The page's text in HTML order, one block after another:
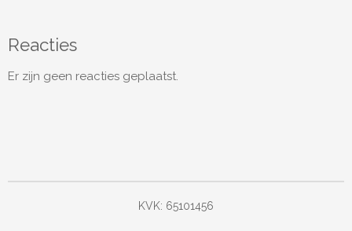
Reacties
Er zijn geen reacties geplaatst.
KVK: 65101456